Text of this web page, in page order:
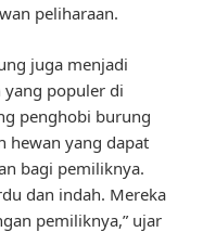
peliharaan.
juga menjadi
yang populer di
penghobi burung
hewan yang dapat
bagi pemiliknya.
dan indah. Mereka
pemiliknya,” ujar